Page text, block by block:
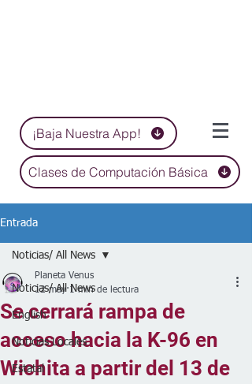
¡Baja Nuestra App!
Clases de Computación Básica
Entrada
Noticias/ All News
English
Noticias Locales
Estatal
Noticias/ All News
Se cerrará rampa de
acceso hacia la K-96 en
Wichita a partir del 13 de
Planeta Venus
12 may 1 min de lectura